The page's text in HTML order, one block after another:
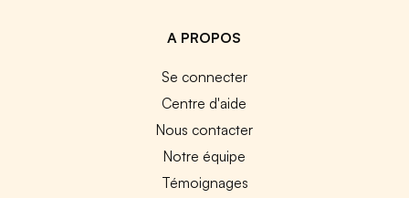
A PROPOS
Se connecter
Centre d'aide
Nous contacter
Notre équipe
Témoignages